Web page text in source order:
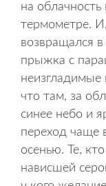
на
термометре.
возвращался в
прыжка с
неизгладимые
что там, за
синее небо и
переход чаще
осенью. Те,
нависшей